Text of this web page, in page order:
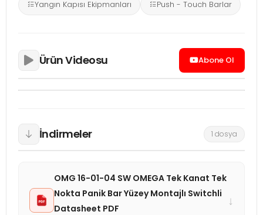
Yangın Kapısı Ekipmanları Push - Touch Barlar
Ürün Videosu Abone Ol
İndirmeler 1 dosya
OMG 16-01-04 SW OMEGA Tek Kanat Tek
Nokta Panik Bar Yüzey Montajlı Switchli
Datasheet PDF
↓